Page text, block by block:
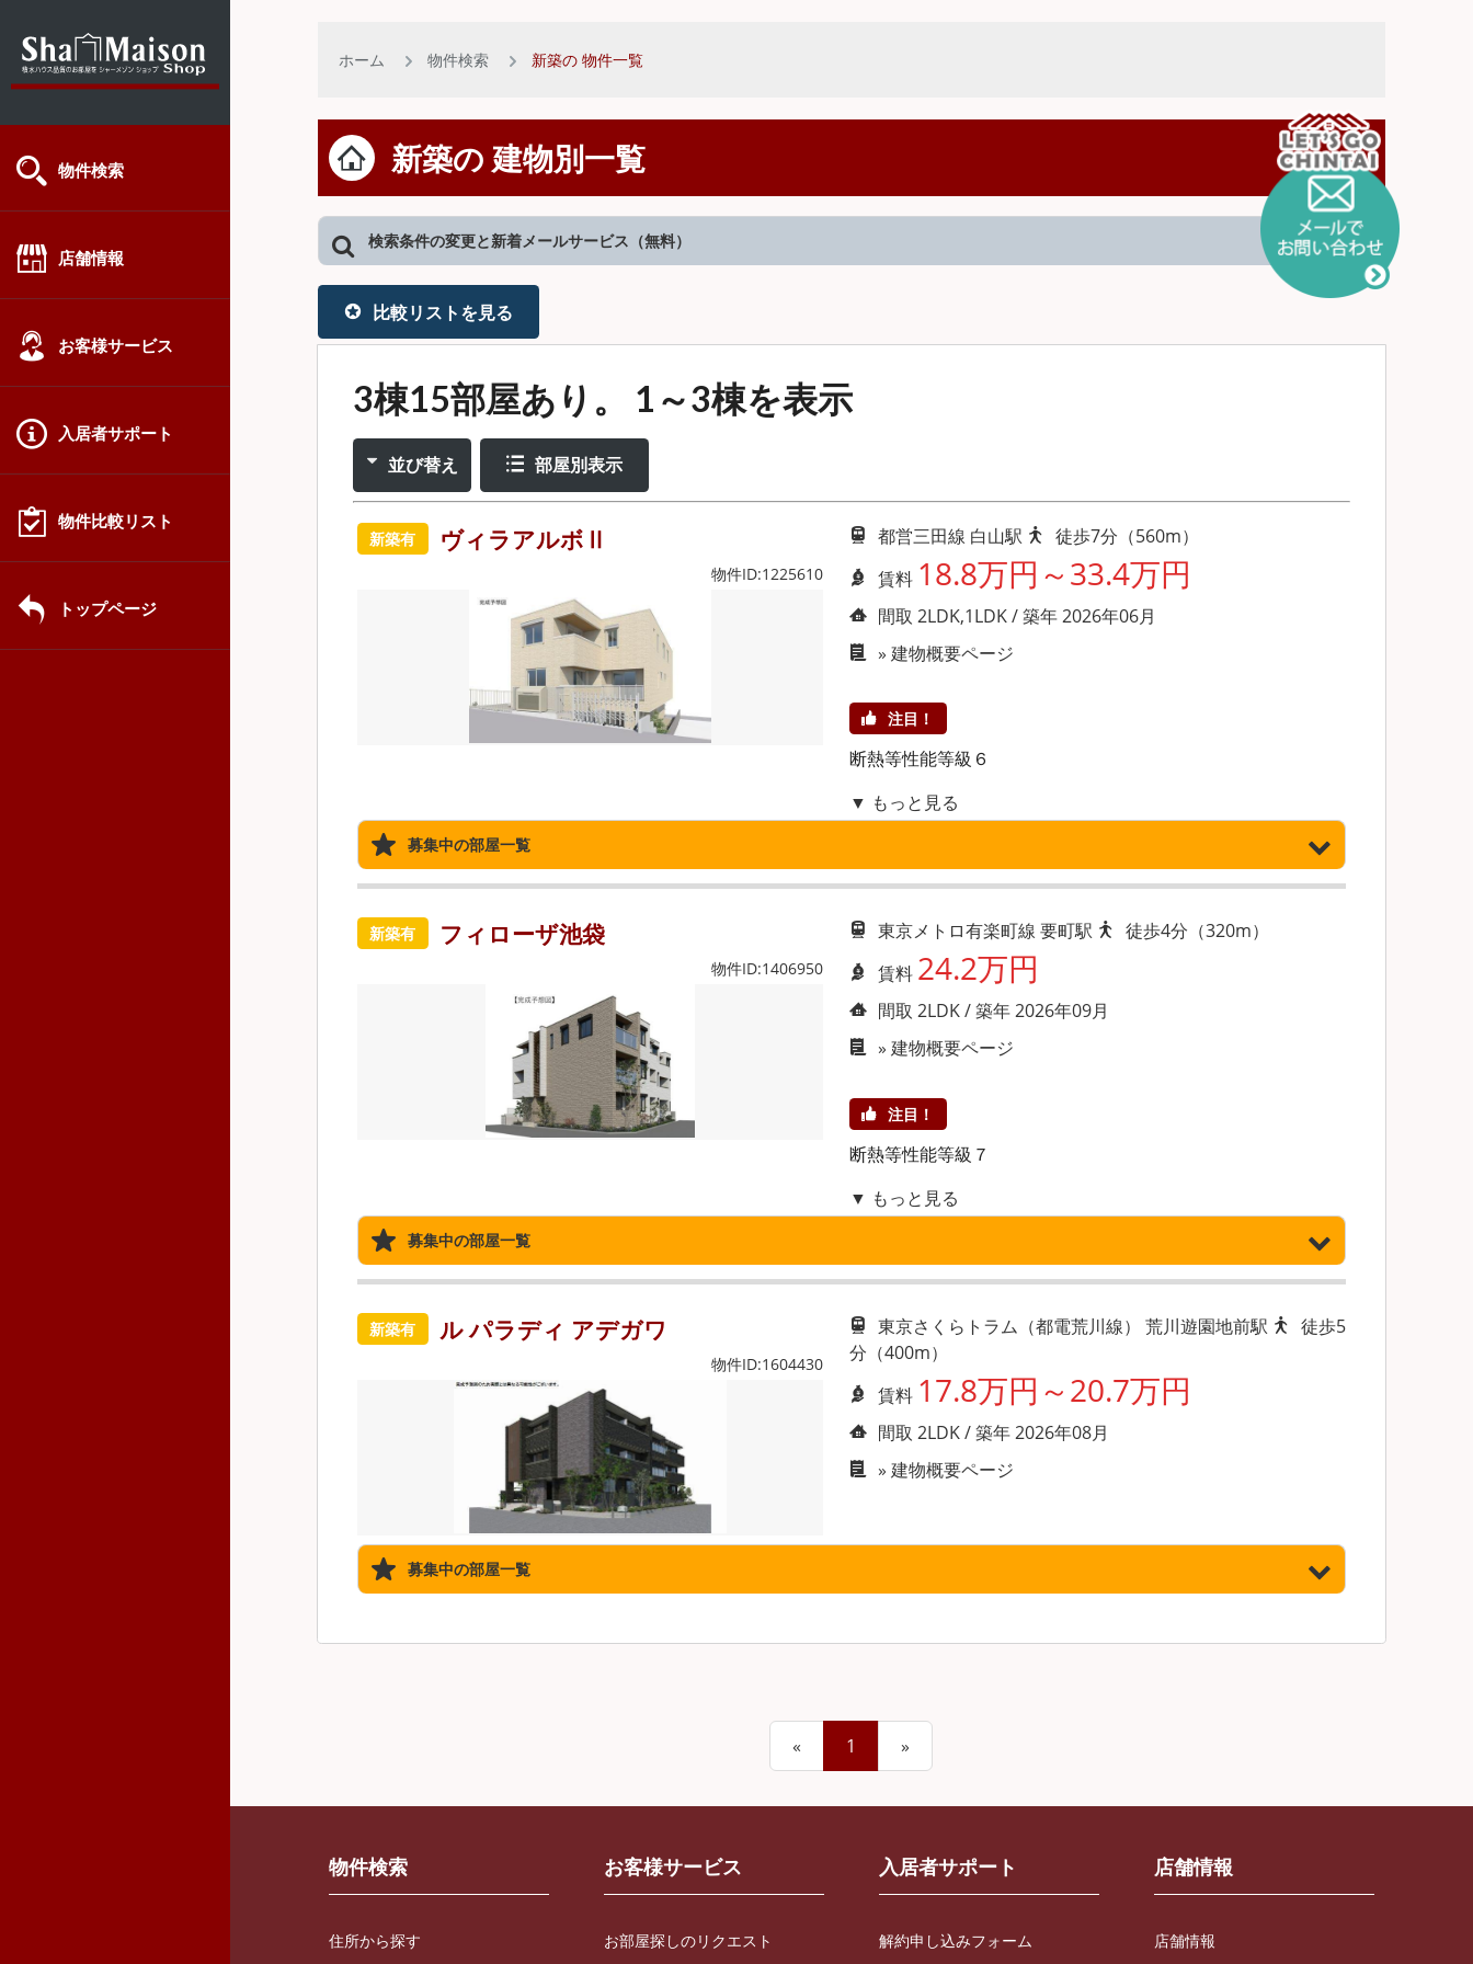
物件検索
店舗情報
お客様サービス
入居者サポート
物件比較リスト
トップページ
ホーム 物件検索 新築の 物件一覧
新築の 建物別一覧
検索条件の変更と新着メールサービス（無料）
比較リストを見る
3棟15部屋あり。 1～3棟を表示
並び替え 部屋別表示
新築有 ヴィラアルボⅡ
物件ID:1225610
都営三田線 白山駅
徒歩7分（560m）
賃料 18.8万円～33.4万円
間取 2LDK,1LDK / 築年 2026年06月
» 建物概要ページ
注目！
断熱等性能等級６
▼ もっと見る
募集中の部屋一覧
新築有 フィローザ池袋
物件ID:1406950
東京メトロ有楽町線 要町駅
徒歩4分（320m）
賃料 24.2万円
間取 2LDK / 築年 2026年09月
» 建物概要ページ
注目！
断熱等性能等級７
▼ もっと見る
募集中の部屋一覧
新築有 ル パラディ アデガワ
物件ID:1604430
東京さくらトラム（都電荒川線） 荒川遊園地前駅
徒歩5
分（400m）
賃料 17.8万円～20.7万円
間取 2LDK / 築年 2026年08月
» 建物概要ページ
募集中の部屋一覧
« 1 »
物件検索
住所から探す
お客様サービス
お部屋探しのリクエスト
入居者サポート
解約申し込みフォーム
店舗情報
店舗情報